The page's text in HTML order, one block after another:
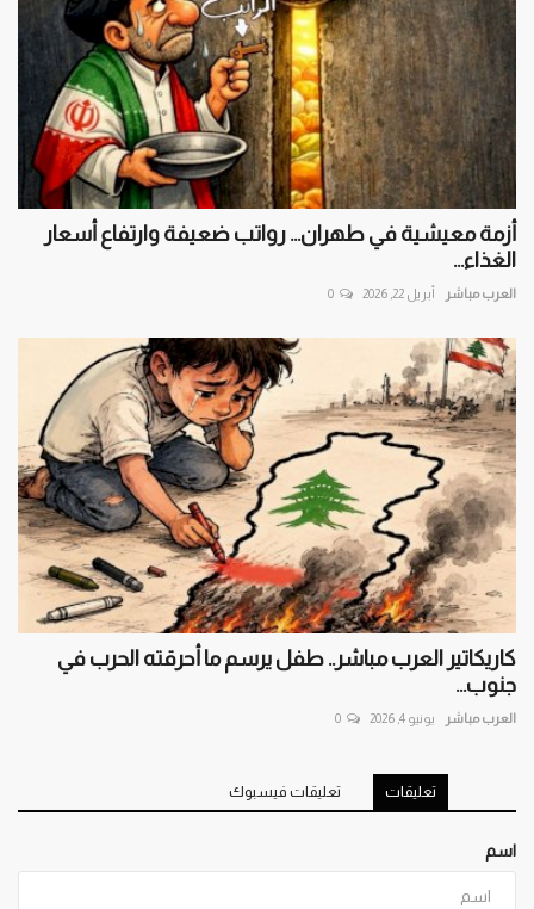
أزمة معيشية في طهران… رواتب ضعيفة وارتفاع أسعار
الغذاء...
العرب مباشر أبريل 22, 2026 0
كاريكاتير العرب مباشر.. طفل يرسم ما أحرقته الحرب في
جنوب...
العرب مباشر يونيو 4, 2026 0
تعليقات تعليقات فيسبوك
اسم